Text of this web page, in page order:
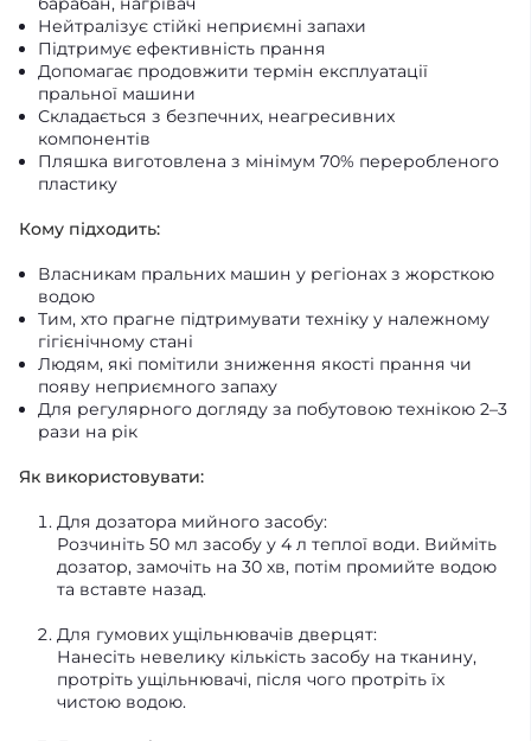
Нейтралізує стійкі неприємні запахи
Підтримує ефективність прання
Допомагає продовжити термін експлуатації
пральної машини
Складається з безпечних, неагресивних
компонентів
Пляшка виготовлена з мінімум 70% переробленого
пластику
Кому підходить:
Власникам пральних машин у регіонах з жорсткою
водою
Тим, хто прагне підтримувати техніку у належному
гігієнічному стані
Людям, які помітили зниження якості прання чи
появу неприємного запаху
Для регулярного догляду за побутовою технікою 2–3
рази на рік
Як використовувати:
Для дозатора мийного засобу:
Розчиніть 50 мл засобу у 4 л теплої води. Вийміть
дозатор, замочіть на 30 хв, потім промийте водою
та вставте назад.
Для гумових ущільнювачів дверцят:
Нанесіть невелику кількість засобу на тканину,
протріть ущільнювачі, після чого протріть їх
чистою водою.